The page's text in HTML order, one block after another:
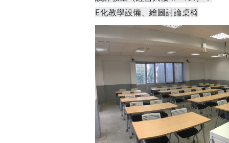
E化教學設備、繪圖討論桌椅